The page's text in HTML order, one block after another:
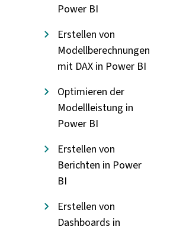
Power BI
Erstellen von
Modellberechnungen
mit DAX in Power BI
Optimieren der
Modellleistung in
Power BI
Erstellen von
Berichten in Power
BI
Erstellen von
Dashboards in